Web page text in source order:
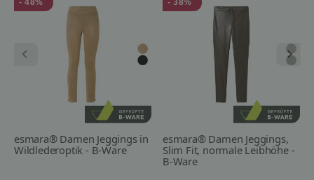
- 48%
esmara® Damen Jeggings in
Wildlederoptik - B-Ware
- 38%
esmara® Damen Jeggings,
Slim Fit, normale Leibhöhe -
B-Ware